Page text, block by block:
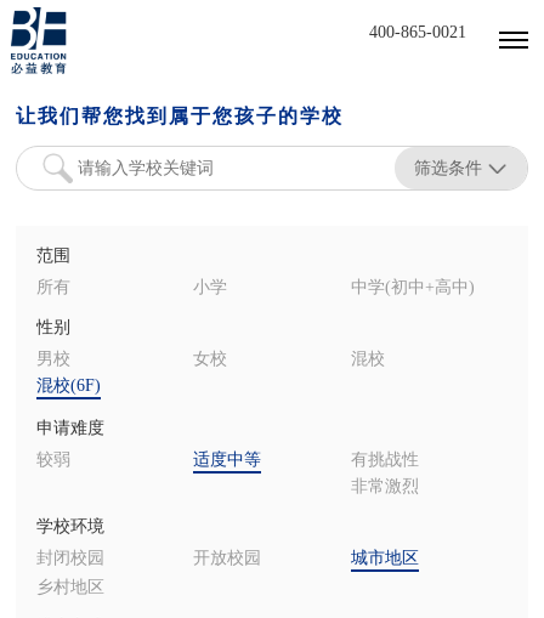
400-865-0021
让我们帮您找到属于您孩子的学校
筛选条件
范围
所有
小学 中学(初中+高中)
性别
男校
女校
混校
混校(6F)
申请难度
较弱
适度中等
有挑战性
非常激烈
学校环境
封闭校园
开放校园
城市地区
乡村地区